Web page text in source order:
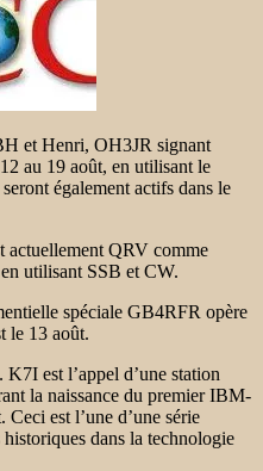
et Henri, OH3JR signant
au 19 août, en utilisant le
également actifs dans le
QRV comme
utilisant SSB et CW.
spéciale GB4RFR opère
le 13 août.
est l’appel d’une station
la naissance du premier IBM-
est l’une d’une série
dans la technologie